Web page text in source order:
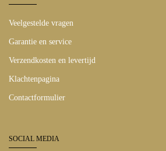
Veelgestelde vragen
Garantie en service
Verzendkosten en levertijd
Klachtenpagina
Contactformulier
SOCIAL MEDIA